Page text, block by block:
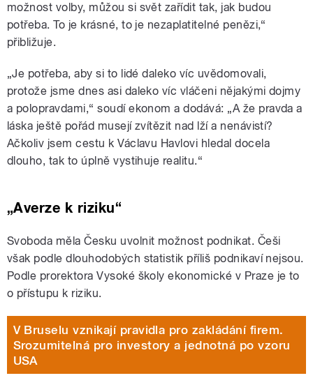
možnost volby, můžou si svět zařídit tak, jak budou
potřeba. To je krásné, to je nezaplatitelné penězi,“
přibližuje.
„Je potřeba, aby si to lidé daleko víc uvědomovali,
protože jsme dnes asi daleko víc vláčeni nějakými dojmy
a polopravdami,“ soudí ekonom a dodává: „A že pravda a
láska ještě pořád musejí zvítězit nad lží a nenávistí?
Ačkoliv jsem cestu k Václavu Havlovi hledal docela
dlouho, tak to úplně vystihuje realitu.“
„Averze k riziku“
Svoboda měla Česku uvolnit možnost podnikat. Češi
však podle dlouhodobých statistik příliš podnikaví nejsou.
Podle prorektora Vysoké školy ekonomické v Praze je to
o přístupu k riziku.
V Bruselu vznikají pravidla pro zakládání firem.
Srozumitelná pro investory a jednotná po vzoru
USA